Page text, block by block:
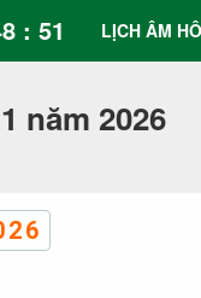
: 51 LỊCH ÂM
năm 2026